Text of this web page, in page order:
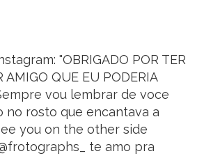
"OBRIGADO POR TER
AMIGO QUE EU PODERIA
vou lembrar de voce
no rosto que encantava a
you on the other side
te amo pra